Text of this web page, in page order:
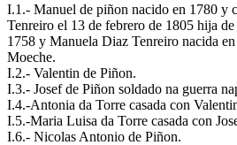
I.1.- Manuel de piñon nacido en 1780 y
Tenreiro el 13 de febrero de 1805 hija
1758 y Manuela Diaz Tenreiro nacida
Moeche.
I.2.- Valentin de Piñon.
I.3.- Josef de Piñon soldado na guerra
I.4.-Antonia da Torre casada con
I.5.-Maria Luisa da Torre casada con
I.6.- Nicolas Antonio de Piñon.